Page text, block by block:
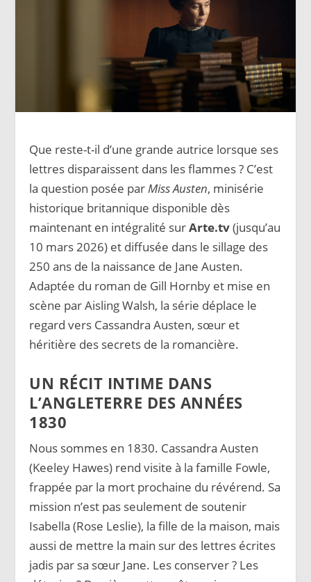
Que reste-t-il d’une grande autrice lorsque ses
lettres disparaissent dans les flammes ? C’est
la question posée par Miss Austen, minisérie
historique britannique disponible dès
maintenant en intégralité surArte.tv(jusqu’au
10 mars 2026) et diffusée dans le sillage des
250 ans de la naissance de Jane Austen.
Adaptée du roman de Gill Hornby et mise en
scène par Aisling Walsh, la série déplace le
regard vers Cassandra Austen, sœur et
héritière des secrets de la romancière.
UN RÉCIT INTIME DANS
L’ANGLETERRE DES ANNÉES
1830
Nous sommes en 1830. Cassandra Austen
(Keeley Hawes) rend visite à la famille Fowle,
frappée par la mort prochaine du révérend. Sa
mission n’est pas seulement de soutenir
Isabella (Rose Leslie), la fille de la maison, mais
aussi de mettre la main sur des lettres écrites
jadis par sa sœur Jane. Les conserver ? Les